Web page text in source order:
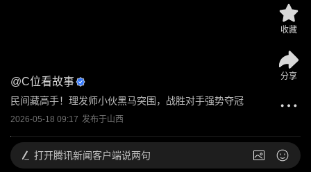
@C位看故事
民间藏高手！理发师小伙黑马突围，战胜对手强势夺冠
2026-05-18 09:17 发布于山西
收藏
分享
打开腾讯新闻客户端说两句